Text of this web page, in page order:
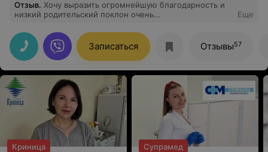
Отзыв. Хочу выразить огромнейшую благодарность и
низкий родительский поклон очень
сердцем врачу офтальмологу Бурдукевич Татьяне
Вячеславовне . Спасибо огромное за оказанную
своевременную помощь моему сыну Владу.
Еще
Записаться Отзывы57
Криница
Супрамед